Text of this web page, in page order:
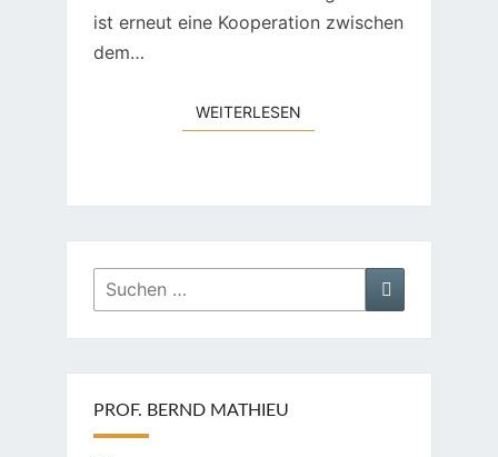
ist erneut eine Kooperation zwischen
dem…
WEITERLESEN
Suchen
nach:
Suchen
PROF. BERND MATHIEU